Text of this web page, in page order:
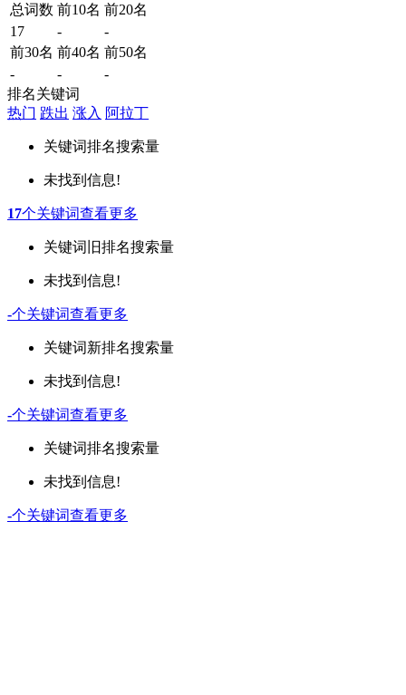
总词数 前10名 前20名
17
-
-
前30名 前40名 前50名
-
-
-
排名关键词
热门 跌出 涨入 阿拉丁
关键词排名搜索量
未找到信息!
17个关键词查看更多
关键词 旧排名搜索量
未找到信息!
-个关键词查看更多
关键词新排名搜索量
未找到信息!
-个关键词查看更多
关键词排名搜索量
未找到信息!
-个关键词查看更多